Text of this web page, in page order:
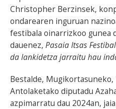
Christopher Berzinsek,
ondarearen inguruan
festibala oinarrizkoo gunea
dauenez, Pasaia Itsas
da lankidetza jarraitu hau
Bestalde,
Antolaketako diputadu
azpimarratu dau 2024an,